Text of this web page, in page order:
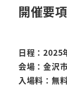
開催要項
日程：2025
会場：金沢
入場料：無